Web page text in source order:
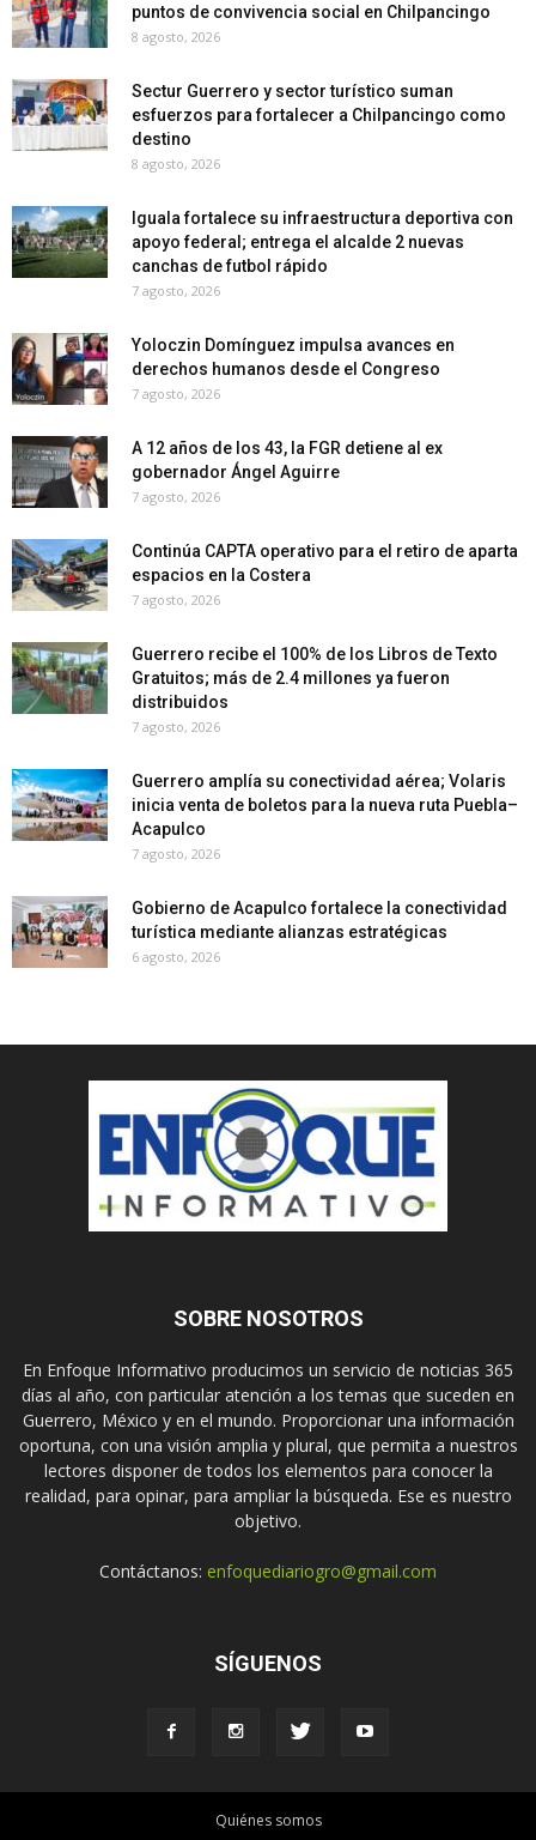
puntos de convivencia social en Chilpancingo
8 agosto, 2026
Sectur Guerrero y sector turístico suman
esfuerzos para fortalecer a Chilpancingo como
destino
8 agosto, 2026
Iguala fortalece su infraestructura deportiva con
apoyo federal; entrega el alcalde 2 nuevas
canchas de futbol rápido
7 agosto, 2026
Yoloczin Domínguez impulsa avances en
derechos humanos desde el Congreso
7 agosto, 2026
A 12 años de los 43, la FGR detiene al ex
gobernador Ángel Aguirre
7 agosto, 2026
Continúa CAPTA operativo para el retiro de aparta
espacios en la Costera
7 agosto, 2026
Guerrero recibe el 100% de los Libros de Texto
Gratuitos; más de 2.4 millones ya fueron
distribuidos
7 agosto, 2026
Guerrero amplía su conectividad aérea; Volaris
inicia venta de boletos para la nueva ruta Puebla–
Acapulco
7 agosto, 2026
Gobierno de Acapulco fortalece la conectividad
turística mediante alianzas estratégicas
6 agosto, 2026
SOBRE NOSOTROS
En Enfoque Informativo producimos un servicio de noticias 365
días al año, con particular atención a los temas que suceden en
Guerrero, México y en el mundo. Proporcionar una información
oportuna, con una visión amplia y plural, que permita a nuestros
lectores disponer de todos los elementos para conocer la
realidad, para opinar, para ampliar la búsqueda. Ese es nuestro
objetivo.
Contáctanos: enfoquediariogro@gmail.com
SÍGUENOS
Quiénes somos